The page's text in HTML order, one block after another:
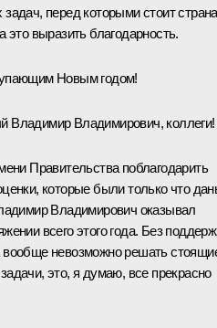
перед которыми стоит
выразить благодарность.
Новым годом!
Владимир Владимирович, коллеги!
Правительства поблагодарить
которые были только что
Владимирович оказывал
всего этого года. Без
вообще невозможно решать
это, я думаю, все прекрасно